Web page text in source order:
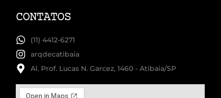
CONTATOS
(11) 4412-6271
arqdecatibaia
Al. Prof. Lucas N. Garcez, 1460 - Atibaia/SP